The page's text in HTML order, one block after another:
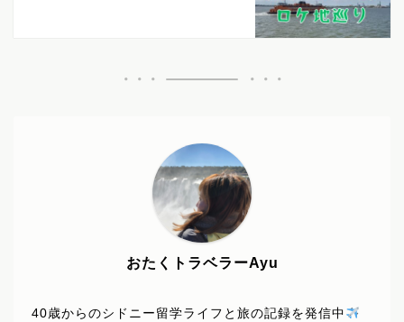
おたくトラベラーAyu
40歳からのシドニー留学ライフと旅の記録を発信中